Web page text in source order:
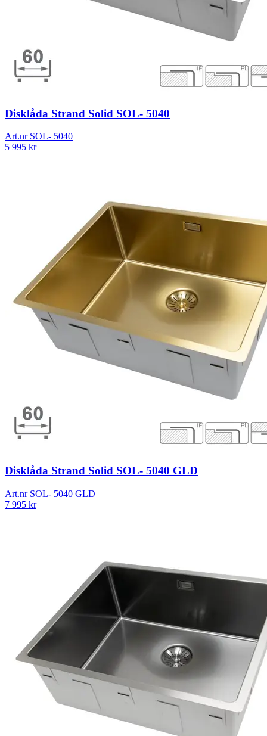
Disklåda Strand Solid SOL- 5040
Art.nr SOL- 5040
5 995 kr
Disklåda Strand Solid SOL- 5040 GLD
Art.nr SOL- 5040 GLD
7 995 kr